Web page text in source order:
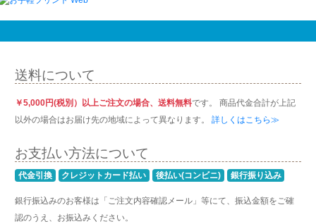
送料について
￥5,000円(税別）以上ご注文の場合、送料無料です。 商品代金合計が上記
以外の場合はお届け先の地域によって異なります。
詳しくはこちら≫
お支払い方法について
代金引換 クレジットカード払い 後払い(コンビニ) 銀行振り込み
銀行振込みのお客様は「ご注文内容確認メール」等にて、振込金額をご確
認のうえ、お振込みください。